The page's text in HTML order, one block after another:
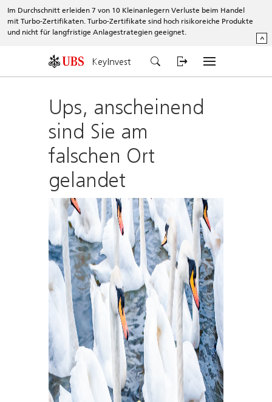
Im Durchschnitt erleiden 7 von 10 Kleinanlegern Verluste beim Handel
mit Turbo-Zertifikaten. Turbo-Zertifikate sind hoch risikoreiche Produkte
und nicht für langfristige Anlagestrategien geeignet.
^
KeyInvest
Ups, anscheinend
sind Sie am
falschen Ort
gelandet